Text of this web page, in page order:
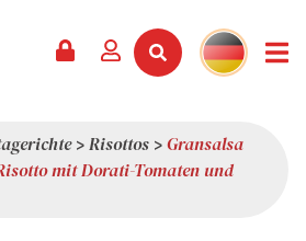
>Risottos >Gransalsa
mit Dorati-Tomaten und